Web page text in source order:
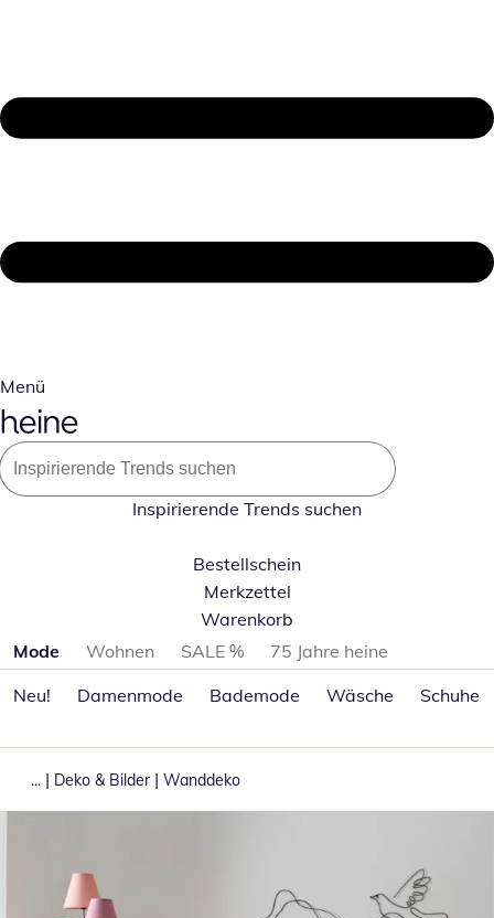
Menü
Inspirierende Trends suchen
Bestellschein
Merkzettel
Warenkorb
Produktkategorien überspringen
Mode Wohnen SALE %
75 Jahre heine
Neu!
Damenmode Bademode Wäsche Schuhe
... | Deko & Bilder | Wanddeko